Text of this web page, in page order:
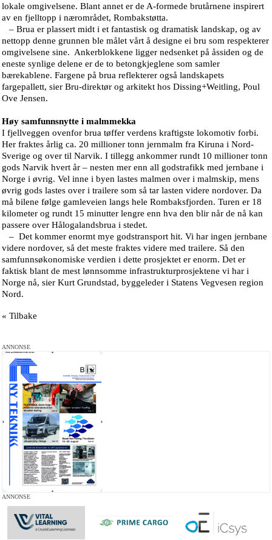
lokale omgivelsene. Blant annet er de A-formede brutårnene inspirert
av en fjelltopp i nærområdet, Rombakstøtta.
– Brua er plassert midt i et fantastisk og dramatisk landskap, og av
nettopp denne grunnen ble målet vårt å designe ei bru som respekterer
omgivelsene sine. Ankerblokkene ligger nedsenket på åssiden og de
eneste synlige delene er de to betongkjeglene som samler
bærekablene. Fargene på brua reflekterer også landskapets
fargepallett, sier Bru-direktør og arkitekt hos Dissing+Weitling, Poul
Ove Jensen.
Høy samfunnsnytte i malmmekka
I fjellveggen ovenfor brua tøffer verdens kraftigste lokomotiv forbi.
Her fraktes årlig ca. 20 millioner tonn jernmalm fra Kiruna i Nord-
Sverige og over til Narvik. I tillegg ankommer rundt 10 millioner tonn
gods Narvik hvert år – nesten mer enn all godstrafikk med jernbane i
Norge i øvrig. Vel inne i byen lastes malmen over i malmskip, mens
øvrig gods lastes over i trailere som så tar lasten videre nordover. Da
må bilene følge gamleveien langs hele Rombaksfjorden. Turen er 18
kilometer og rundt 15 minutter lengre enn hva den blir når de nå kan
passere over Hålogalandsbrua i stedet.
– Det kommer enormt mye godstransport hit. Vi har ingen jernbane
videre nordover, så det meste fraktes videre med trailere. Så den
samfunnsøkonomiske verdien i dette prosjektet er enorm. Det er
faktisk blant de mest lønnsomme infrastrukturprosjektene vi har i
Norge nå, sier Kurt Grundstad, byggeleder i Statens Vegvesen region
Nord.
« Tilbake
ANNONSE
ANNONSE